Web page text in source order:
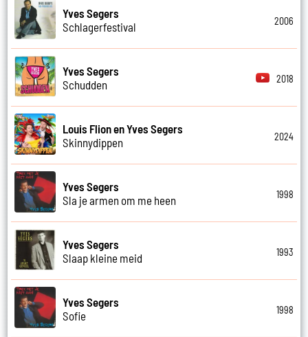
Yves Segers
Schlagerfestival
2006
Yves Segers
Schudden
2018
Louis Flion en Yves Segers
Skinnydippen
2024
Yves Segers
Sla je armen om me heen
1998
Yves Segers
Slaap kleine meid
1993
Yves Segers
Sofie
1998